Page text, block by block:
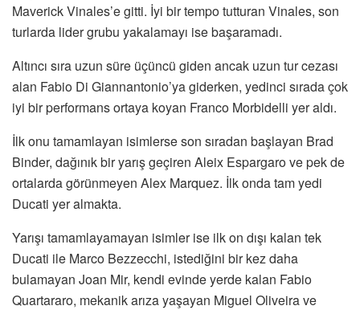
Maverick Vinales’e gitti. İyi bir tempo tutturan Vinales, son
turlarda lider grubu yakalamayı ise başaramadı.
Altıncı sıra uzun süre üçüncü giden ancak uzun tur cezası
alan Fabio Di Giannantonio’ya giderken, yedinci sırada çok
iyi bir performans ortaya koyan Franco Morbidelli yer aldı.
İlk onu tamamlayan isimlerse son sıradan başlayan Brad
Binder, dağınık bir yarış geçiren Aleix Espargaro ve pek de
ortalarda görünmeyen Alex Marquez. İlk onda tam yedi
Ducati yer almakta.
Yarışı tamamlayamayan isimler ise ilk on dışı kalan tek
Ducati ile Marco Bezzecchi, istediğini bir kez daha
bulamayan Joan Mir, kendi evinde yerde kalan Fabio
Quartararo, mekanik arıza yaşayan Miguel Oliveira ve